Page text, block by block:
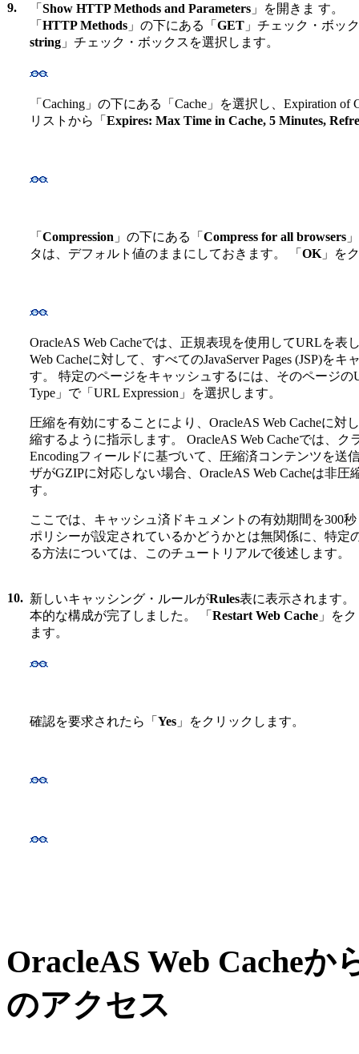
9. 「 Show HTTP Methods and Parameters 」を開きま す。
「 HTTP Methods 」の下にある「 GET 」チェック・ボッ
string 」チェック・ボックスを選択します。
「Caching」の下にある「Cache」を選択し、Expiration of
リストから「 Expires: Max Time in Cache, 5 Minutes,
「 Compression 」の下にある「 Compress for all browsers
タは、デフォルト値のままにしておきます。 「 OK 」を
OracleAS Web Cacheでは、正規表現を使用してURLを表
Web Cacheに対して、すべてのJavaServer Pages (JSP)を
す。 特定のページをキャッシュするには、そのページの
Type」で「URL Expression」を選択します。
圧縮を有効にすることにより、OracleAS Web Cacheに対
縮するように指示します。 OracleAS Web Cacheでは、ク
Encodingフィールドに基づいて、圧縮済コンテンツを送
ザがGZIPに対応しない場合、OracleAS Web Cacheは非
す。
ここでは、キャッシュ済ドキュメントの有効期間を300
ポリシーが設定されているかどうかとは無関係に、特定
る方法については、このチュートリアルで後述します。
10. 新しいキャッシング・ルールがRules表に表示されます。
本的な構成が完了しました。 「 Restart Web Cache 」を
ます。
確認を要求されたら「 Yes 」をクリックします。
OracleAS Web Cache
のアクセス